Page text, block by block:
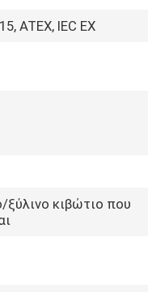
ATEX, IEC EX
ξύλινο κιβώτιο που